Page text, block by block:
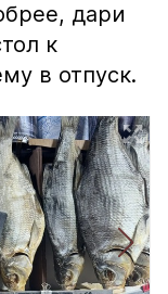
дари
к
в отпуск.